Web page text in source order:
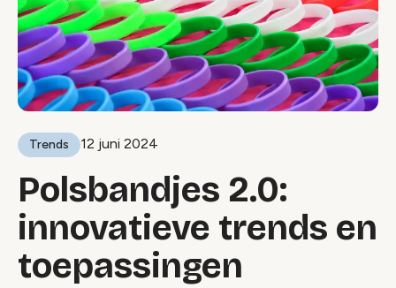
Trends 12 juni 2024
Polsbandjes 2.0:
innovatieve trends en
toepassingen